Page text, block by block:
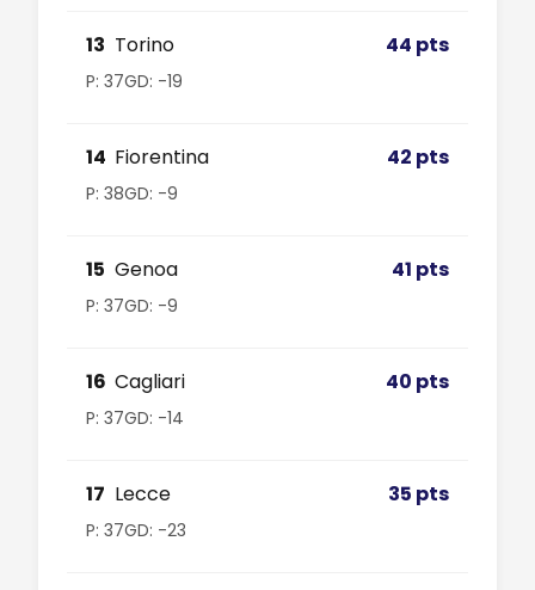
13 Torino 44 pts
P: 37GD: -19
14 Fiorentina 42 pts
P: 38GD: -9
15 Genoa 41 pts
P: 37GD: -9
16 Cagliari 40 pts
P: 37GD: -14
17 Lecce 35 pts
P: 37GD: -23